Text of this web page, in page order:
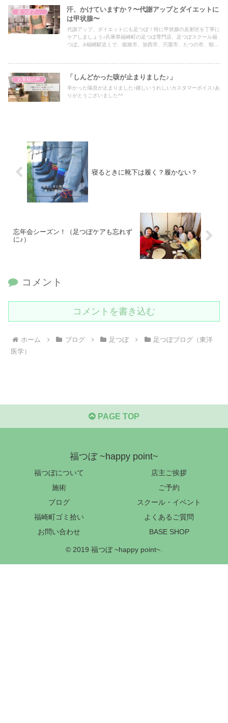
湾式足つぼ、足つぼスクールセラピスト養成講座のほか、ゴッドク
リーナー、黄土よもぎ蒸し、星読み、トウリーディング（コーチン
グ）も受けられます。
足つぼブログ（東洋医学）
汗、かけていますか？〜代謝アップとダイエットに
は甲状腺〜
代謝アップ、ダイエットにも足つぼ！特に甲状腺の反射区を丁寧に
ケアしましょう♪兵庫県福崎町の足つぼ専門店、足つぼスクール福
つぼ。Jr福崎駅近くで、姫路市、加西市、宍粟市、たつの市、朝来
土よもぎ蒸し、星読み、トウリーディング（コーチング）も受けら
お客様の声 「しんどかった咳が止まりました♪」
辛かった喘息が止まりました♪嬉しいうれしいカスタマーボイス♪あ
りがとうございました^^
寝るときに靴下は履く？履かない？
忘年会シーズン！（足つぼケアも忘れず
に♪）
コメント
コメントを書き込む
ホーム ブログ 足つぼ
足つぼブログ（東洋
医学）
PAGE TOP
福つぼ ~happy point~
福つぼについて
店主ご挨拶
施術
ご予約
ブログ
スクール・イベント
福崎町ゴミ拾い
よくあるご質問
お問い合わせ
BASE SHOP
© 2019 福つぼ ~happy point~.